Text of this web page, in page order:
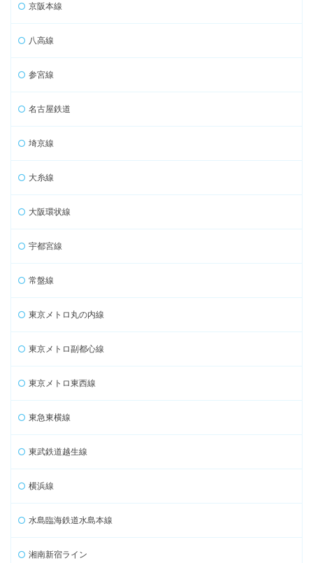
京阪本線
八高線
参宮線
名古屋鉄道
埼京線
大糸線
大阪環状線
宇都宮線
常盤線
東京メトロ丸の内線
東京メトロ副都心線
東京メトロ東西線
東急東横線
東武鉄道越生線
横浜線
水島臨海鉄道水島本線
湘南新宿ライン